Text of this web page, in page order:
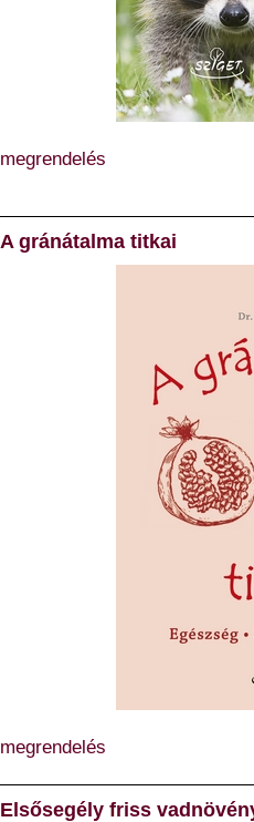
megrendelés
A gránátalma titkai
megrendelés
Elsősegély friss